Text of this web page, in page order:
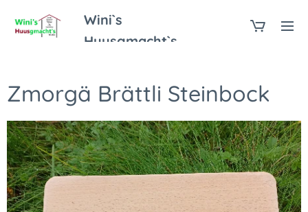
Wini`s
Huusgmacht`s
Zmorgä Brättli Steinbock